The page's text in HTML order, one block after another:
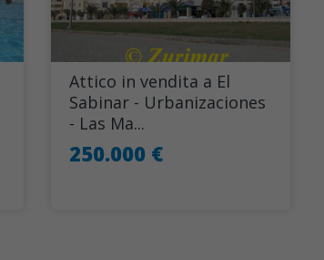
Attico in vendita a El
Sabinar - Urbanizaciones
- Las Ma...
250.000 €